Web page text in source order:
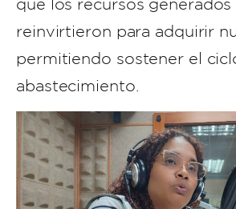
que los recursos generados
reinvirtieron para adquirir
permitiendo sostener el
abastecimiento.